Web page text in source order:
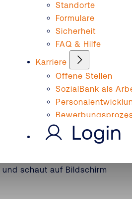
Standorte
Formulare
Sicherheit
FAQ & Hilfe
Karriere
Offene Stellen
SozialBank als
Login